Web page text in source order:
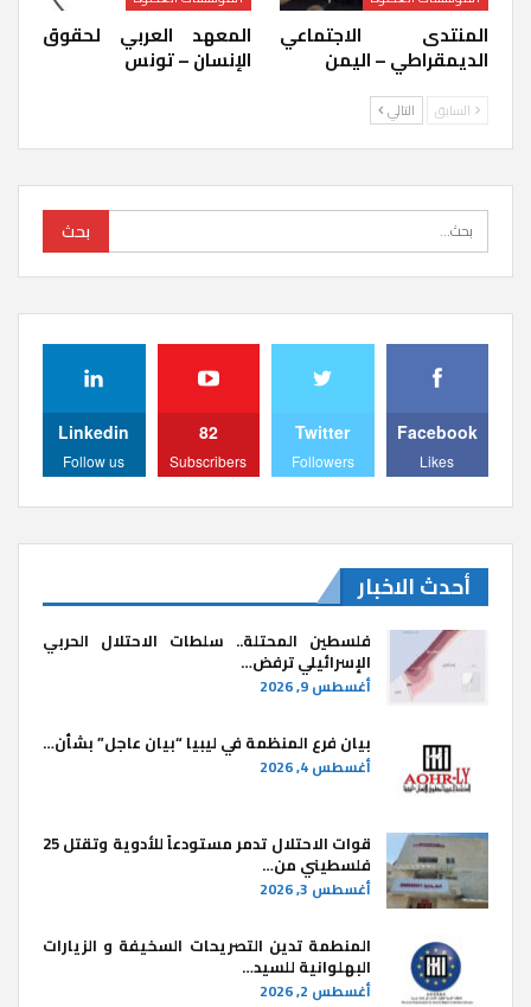
المنتدى الاجتماعي
الديمقراطي – اليمن
المعهد العربي لحقوق
الإنسان – تونس
السابق التالي
Facebook
Likes
Twitter
Followers
82
Subscribers
Linkedin
Follow us
أحدث الاخبار
فلسطين المحتلة.. سلطات الاحتلال الحربي
الإسرائيلي ترفض…
أغسطس 9, 2026
بيان فرع المنظمة في ليبيا “بيان عاجل” بشأن…
أغسطس 4, 2026
قوات الاحتلال تدمر مستودعاً للأدوية وتقتل 25
فلسطيني من…
أغسطس 3, 2026
المنطمة تدين التصريحات السخيفة و الزيارات
البهلوانية للسيد…
أغسطس 2, 2026